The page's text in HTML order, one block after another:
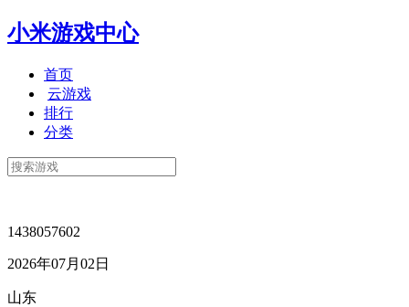
小米游戏中心
首页
云游戏
排行
分类
1438057602
2026年07月02日
山东